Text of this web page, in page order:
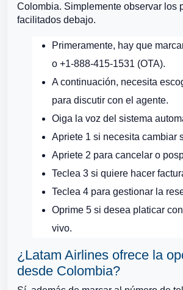
Colombia. Simplemente observar los
facilitados debajo.
Primeramente, hay que
o +1-888-415-1531 (OTA).
A continuación, necesita
para discutir con el agente.
Oiga la voz del sistema
Apriete 1 si necesita cambiar
Apriete 2 para cancelar o
Teclea 3 si quiere hacer
Teclea 4 para gestionar la
Oprime 5 si desea platicar
vivo.
¿Latam Airlines ofrece la
desde Colombia?